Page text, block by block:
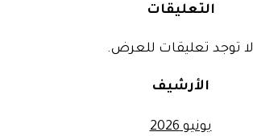
التعليقات
لا توجد تعليقات للعرض.
الأرشيف
يونيو 2026